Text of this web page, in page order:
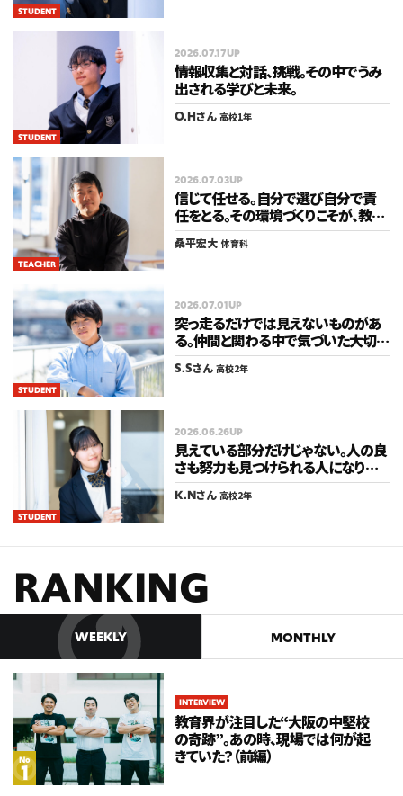
STUDENT
STUDENT
情報収集と対話、挑戦。その中でうみ
出される学びと未来。
2026.07.17UP
O.Hさん 高校1年
TEACHER
信じて任せる。自分で選び自分で責
任をとる。その環境づくりこそが、教育
だから。
2026.07.03UP
桑平宏大 体育科
STUDENT
突っ走るだけでは見えないものがあ
る。仲間と関わる中で気づいた大切
なこと。
2026.07.01UP
S.Sさん 高校2年
STUDENT
見えている部分だけじゃない。人の良
さも努力も見つけられる人になりた
い。
2026.06.26UP
K.Nさん 高校2年
RANKING
WEEKLY MONTHLY
No
INTERVIEW
教育界が注目した“大阪の中堅校
の奇跡”。あの時、現場では何が起
きていた？（前編）
No
INTERVIEW
教育界が注目した“大阪の中堅校
の奇跡”。あの時、現場では何が起
きていた？（前編）